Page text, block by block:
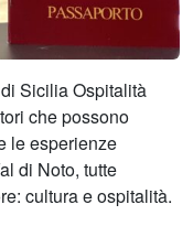
Sicilia Ospitalità
che possono
le esperienze
di Noto, tutte
cultura e ospitalità.